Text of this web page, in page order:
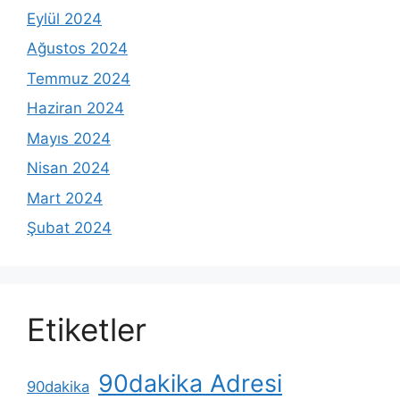
Eylül 2024
Ağustos 2024
Temmuz 2024
Haziran 2024
Mayıs 2024
Nisan 2024
Mart 2024
Şubat 2024
Etiketler
90dakika 90dakika Adresi